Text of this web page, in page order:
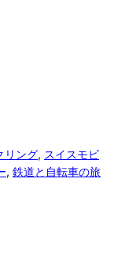
リング, スイスモビ
, 鉄道と自転車の旅